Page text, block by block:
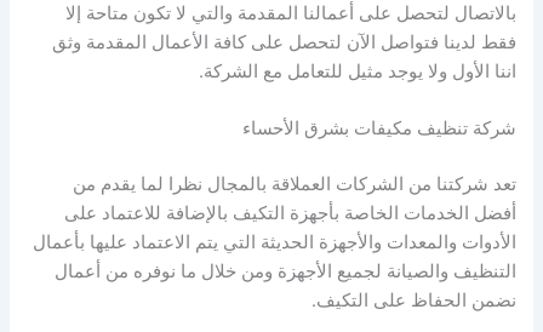
بالاتصال لتحصل على أعمالنا المقدمة والتي لا تكون متاحة إلا
فقط لدينا فتواصل الآن لتحصل على كافة الأعمال المقدمة وثق
اننا الأول ولا يوجد مثيل للتعامل مع الشركة.
شركة تنظيف مكيفات بشرق الأحساء
تعد شركتنا من الشركات العملاقة بالمجال نظرا لما يقدم من
أفضل الخدمات الخاصة بأجهزة التكيف بالإضافة للاعتماد على
الأدوات والمعدات والأجهزة الحديثة التي يتم الاعتماد عليها بأعمال
التنظيف والصيانة لجميع الأجهزة ومن خلال ما نوفره من أعمال
نضمن الحفاظ على التكيف.